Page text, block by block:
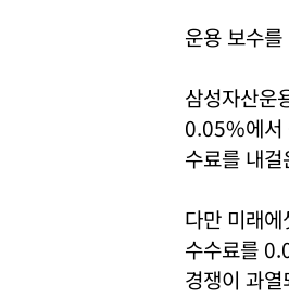
운용 보수
삼성자산운
0.05%에서
수료를 내
다만 미래
수수료를
경쟁이 과